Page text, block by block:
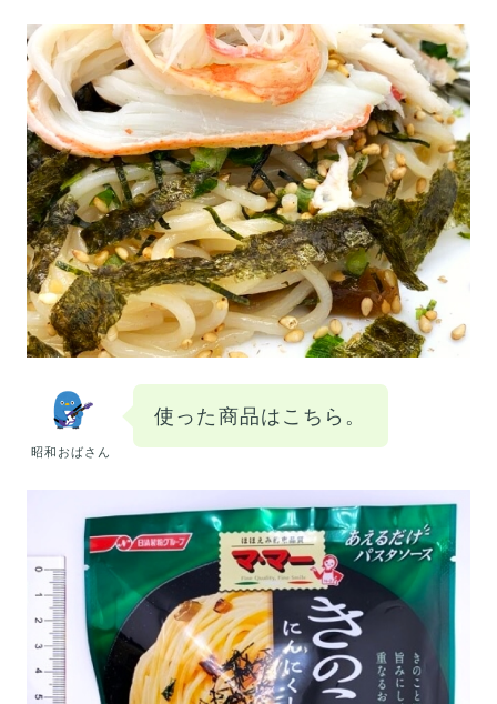
昭和おばさん
使った商品はこちら。